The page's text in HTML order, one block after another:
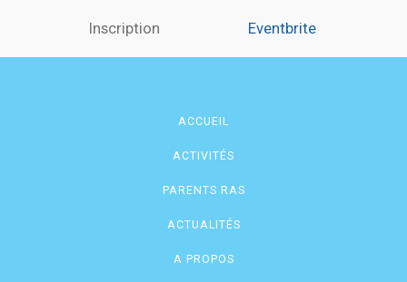
Inscription Eventbrite
ACCUEIL
ACTIVITÉS
PARENTS RAS
ACTUALITÉS
A PROPOS